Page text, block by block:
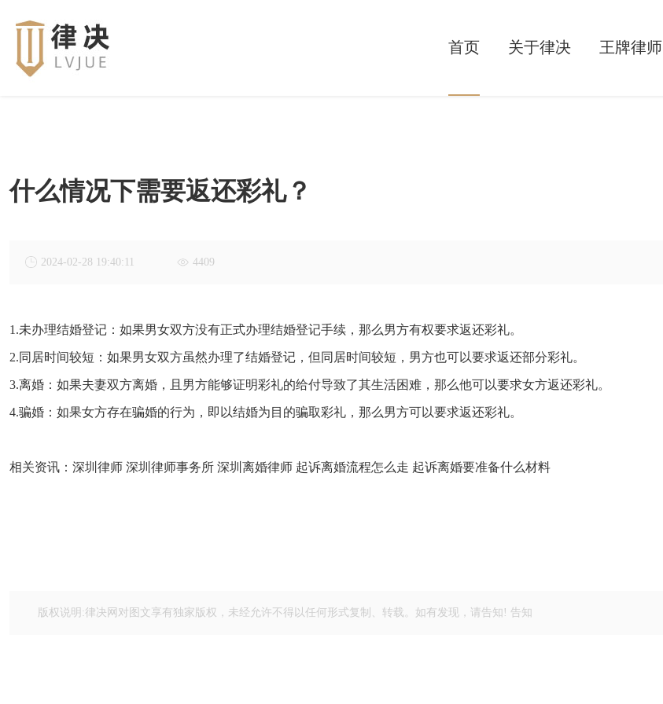
首页 关于律决 王牌律师
什么情况下需要返还彩礼？
2024-02-28 19:40:11 4409
1.未办理结婚登记：如果男女双方没有正式办理结婚登记手续，那么男方有权要求返还彩礼。
2.同居时间较短：如果男女双方虽然办理了结婚登记，但同居时间较短，男方也可以要求返还部分彩礼。
3.离婚：如果夫妻双方离婚，且男方能够证明彩礼的给付导致了其生活困难，那么他可以要求女方返还彩礼。
4.骗婚：如果女方存在骗婚的行为，即以结婚为目的骗取彩礼，那么男方可以要求返还彩礼。
相关资讯： 深圳律师 深圳律师事务所 深圳离婚律师 起诉离婚流程怎么走 起诉离婚要准备什么材料
版权说明:律决网对图文享有独家版权，未经允许不得以任何形式复制、转载。如有发现，请告知! 告知